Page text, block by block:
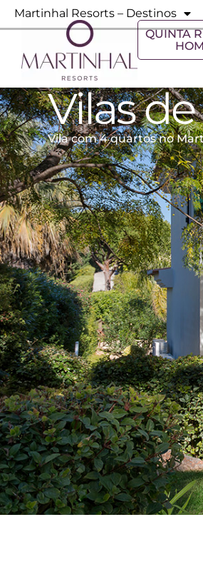
Martinhal Resorts – Destinos
QUINTA
Vilas
Vila com 4 quartos no